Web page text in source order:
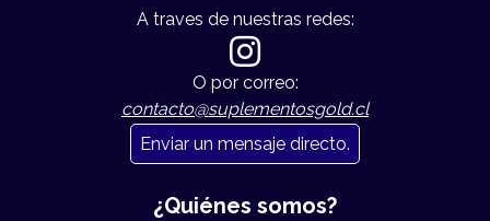
A traves de nuestras redes:
O por correo:
contacto@suplementosgold.cl
Enviar un mensaje directo.
¿Quiénes somos?